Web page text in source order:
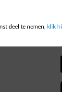
deel te nemen, klik